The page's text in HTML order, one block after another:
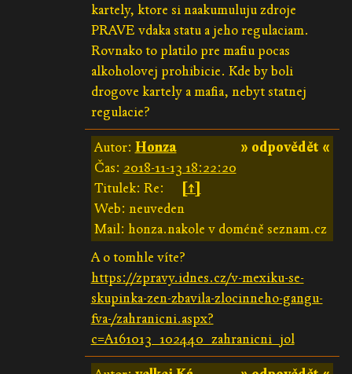
kartely, ktore si naakumuluju zdroje
PRAVE vdaka statu a jeho regulaciam.
Rovnako to platilo pre mafiu pocas
alkoholovej prohibicie. Kde by boli
drogove kartely a mafia, nebyt statnej
regulacie?
» odpovědět «
Autor: Honza
Čas: 2018-11-13 18:22:20
Titulek: Re:
[↑]
Web: neuveden
Mail: honza.nakole v doméně seznam.cz
A o tomhle víte?
https://zpravy.idnes.cz/v-mexiku-se-
skupinka-zen-zbavila-zlocinneho-gangu-
fva-/zahranicni.aspx?
c=A161013_102440_zahranicni_jol